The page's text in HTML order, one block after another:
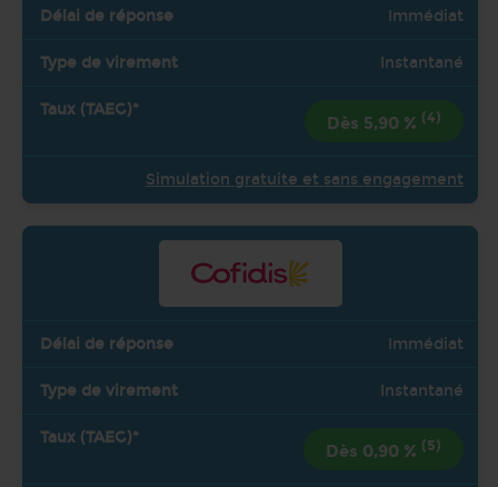
Immédiat
Instantané
Dès 5,90 % (4)
Simulation gratuite et sans engagement
Immédiat
Instantané
Dès 0,90 % (5)